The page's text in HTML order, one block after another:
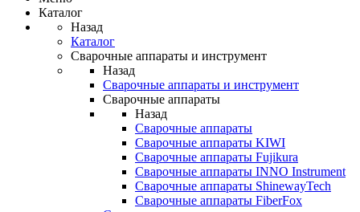
Каталог
Назад
Каталог
Сварочные аппараты и инструмент
Назад
Сварочные аппараты и инструмент
Сварочные аппараты
Назад
Сварочные аппараты
Сварочные аппараты KIWI
Сварочные аппараты Fujikura
Сварочные аппараты INNO Instrument
Сварочные аппараты ShinewayTech
Cварочные аппараты FiberFox